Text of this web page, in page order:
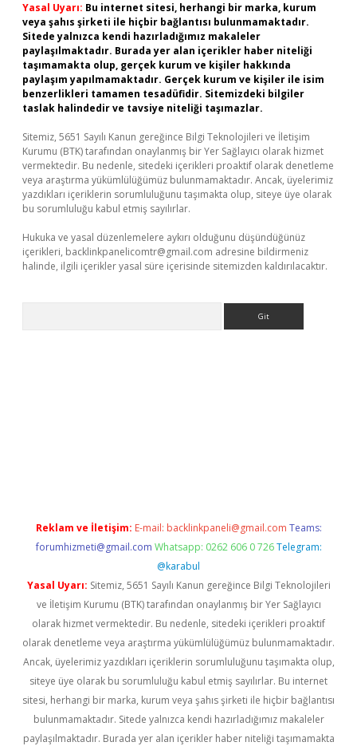
Yasal Uyarı: Bu internet sitesi, herhangi bir marka, kurum
veya şahıs şirketi ile hiçbir bağlantısı bulunmamaktadır.
Sitede yalnızca kendi hazırladığımız makaleler
paylaşılmaktadır. Burada yer alan içerikler haber niteliği
taşımamakta olup, gerçek kurum ve kişiler hakkında
paylaşım yapılmamaktadır. Gerçek kurum ve kişiler ile isim
benzerlikleri tamamen tesadüfidir. Sitemizdeki bilgiler
taslak halindedir ve tavsiye niteliği taşımazlar.
Sitemiz, 5651 Sayılı Kanun gereğince Bilgi Teknolojileri ve İletişim
Kurumu (BTK) tarafından onaylanmış bir Yer Sağlayıcı olarak hizmet
vermektedir. Bu nedenle, sitedeki içerikleri proaktif olarak denetleme
veya araştırma yükümlülüğümüz bulunmamaktadır. Ancak, üyelerimiz
yazdıkları içeriklerin sorumluluğunu taşımakta olup, siteye üye olarak
bu sorumluluğu kabul etmiş sayılırlar.
Hukuka ve yasal düzenlemelere aykırı olduğunu düşündüğünüz
içerikleri, backlinkpanelicomtr@gmail.com adresine bildirmeniz
halinde, ilgili içerikler yasal süre içerisinde sitemizden kaldırılacaktır.
Reklam ve İletişim: E-mail: backlinkpaneli@gmail.com Teams:
forumhizmeti@gmail.com Whatsapp: 0262 606 0 726 Telegram:
@karabul
Yasal Uyarı: Sitemiz, 5651 Sayılı Kanun gereğince Bilgi Teknolojileri
ve İletişim Kurumu (BTK) tarafından onaylanmış bir Yer Sağlayıcı
olarak hizmet vermektedir. Bu nedenle, sitedeki içerikleri proaktif
olarak denetleme veya araştırma yükümlülüğümüz bulunmamaktadır.
Ancak, üyelerimiz yazdıkları içeriklerin sorumluluğunu taşımakta olup,
siteye üye olarak bu sorumluluğu kabul etmiş sayılırlar. Bu internet
sitesi, herhangi bir marka, kurum veya şahıs şirketi ile hiçbir bağlantısı
bulunmamaktadır. Sitede yalnızca kendi hazırladığımız makaleler
paylaşılmaktadır. Burada yer alan içerikler haber niteliği taşımamakta